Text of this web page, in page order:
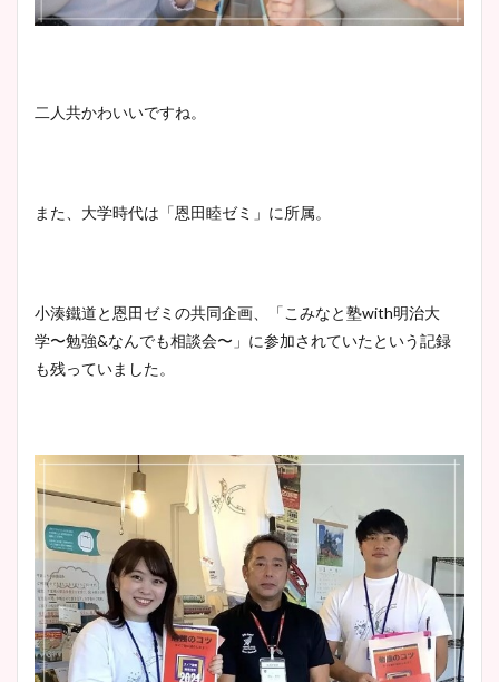
二人共かわいいですね。
また、大学時代は「恩田睦ゼミ」に所属。
小湊鐵道と恩田ゼミの共同企画、「こみなと塾with明治大
学〜勉強&なんでも相談会〜」に参加されていたという記録
も残っていました。